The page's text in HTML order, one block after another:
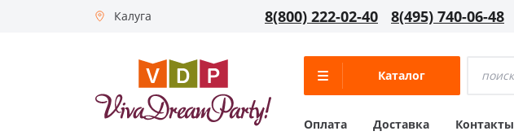
Калуга 8(800) 222-02-40 8(495) 740-06-48
Каталог
Оплата Доставка Контакты